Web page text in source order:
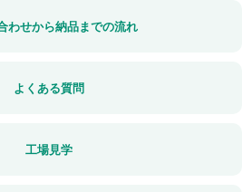
わせから納品までの流れ
よくある質問
工場見学